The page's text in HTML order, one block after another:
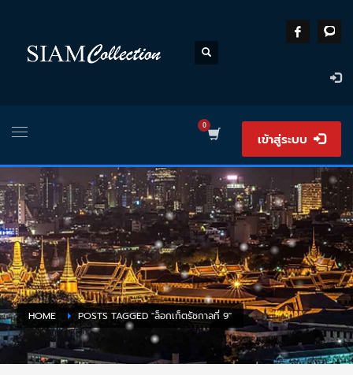
เข้าสู่ระบบ
HOME POSTS TAGGED "ล็อกเก็ตรัชกาลที่ 9"